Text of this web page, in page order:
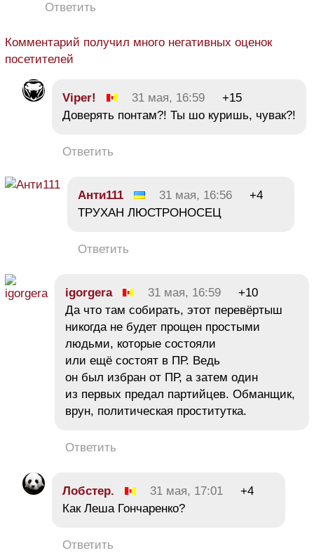
Ответить
Комментарий получил много негативных оценок
посетителей
Viper! 31 мая, 16:59
+15
Доверять понтам?! Ты шо куришь, чувак?!
Ответить
Анти111 31 мая, 16:56
+4
ТРУХАН ЛЮСТРОНОСЕЦ
Ответить
igorgera 31 мая, 16:59
+10
Да что там собирать, этот перевёртыш
никогда не будет прощен простыми
людьми, которые состояли
или ещё состоят в ПР. Ведь
он был избран от ПР, а затем один
из первых предал партийцев. Обманщик,
врун, политическая проститутка.
Ответить
Лобстер. 31 мая, 17:01
+4
Как Леша Гончаренко?
Ответить